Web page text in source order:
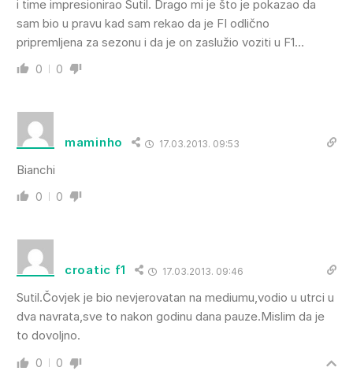
i time impresionirao Sutil. Drago mi je što je pokazao da
sam bio u pravu kad sam rekao da je FI odlično
pripremljena za sezonu i da je on zaslužio voziti u F1…
0 0
maminho 17.03.2013. 09:53
Bianchi
0 0
croatic f1 17.03.2013. 09:46
Sutil.Čovjek je bio nevjerovatan na mediumu,vodio u utrci u
dva navrata,sve to nakon godinu dana pauze.Mislim da je
to dovoljno.
0 0